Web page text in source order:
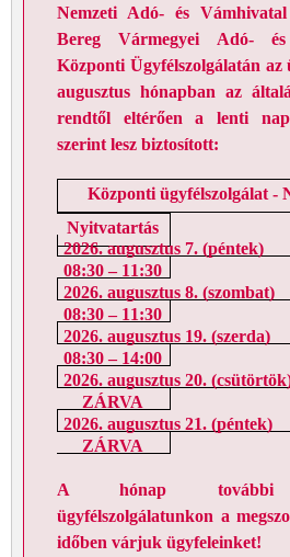
Nemzeti Adó- és Vámhivatal
Bereg Vármegyei Adó- és
Központi Ügyfélszolgálatán az
augusztus hónapban az
rendtől eltérően a lenti
szerint lesz biztosított:
Központi ügyfélszolgálat -
Nyitvatartás
2026. augusztus 7. (péntek)
08:30 – 11:30
2026. augusztus 8. (szombat)
08:30 – 11:30
2026. augusztus 19. (szerda)
08:30 – 14:00
2026. augusztus 20.
ZÁRVA
2026. augusztus 21. (péntek)
ZÁRVA
A hónap további
ügyfélszolgálatunkon a
időben várjuk ügyfeleinket!